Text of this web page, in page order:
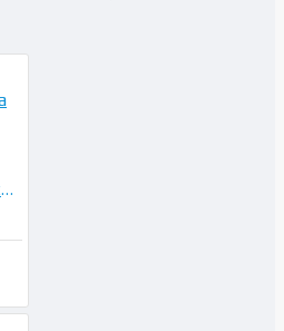
Ел. блок за управление нивото на фаровете - A1669003401